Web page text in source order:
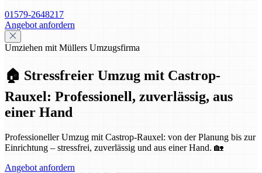
01579-2648217
Angebot anfordern
Umziehen mit Müllers Umzugsfirma
🏠 Stressfreier Umzug mit Castrop-
Rauxel: Professionell, zuverlässig, aus
einer Hand
Professioneller Umzug mit Castrop-Rauxel: von der Planung bis zur
Einrichtung – stressfrei, zuverlässig und aus einer Hand. 🏡
Angebot anfordern